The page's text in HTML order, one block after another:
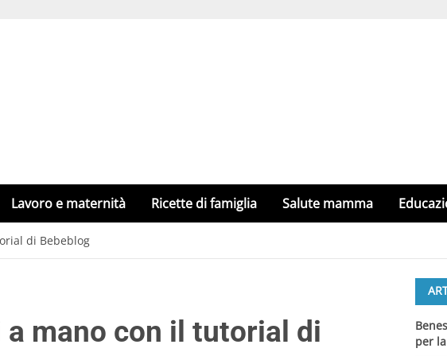
Lavoro e maternità Ricette di famiglia Salute mamma
di Bebeblog
mano con il tutorial di
per